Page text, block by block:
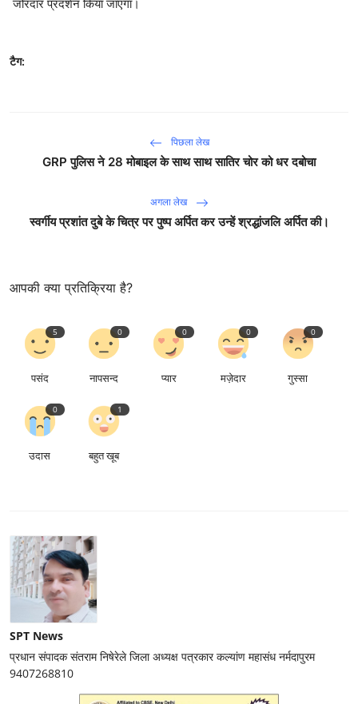
जोरदार प्रदर्शन किया जाएगा।
टैग:
पिछला लेख
GRP पुलिस ने 28 मोबाइल के साथ साथ सातिर चोर को धर दबोचा
अगला लेख
स्वर्गीय प्रशांत दुबे के चित्र पर पुष्प अर्पित कर उन्हें श्रद्धांजलि अर्पित की।
आपकी क्या प्रतिक्रिया है?
5
पसंद
0
नापसन्द
0
प्यार
0
मज़ेदार
0
गुस्सा
0
उदास
1
बहुत खूब
SPT News
प्रधान संपादक संतराम निषेरेले जिला अध्यक्ष पत्रकार कल्यांण महासंध नर्मदापुरम
9407268810